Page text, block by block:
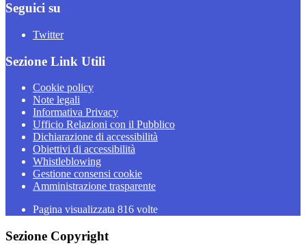
Seguici su
Twitter
Sezione Link Utili
Cookie policy
Note legali
Informativa Privacy
Ufficio Relazioni con il Pubblico
Dichiarazione di accessibilità
Obiettivi di accessibilità
Whistleblowing
Gestione consensi cookie
Amministrazione trasparente
Pagina visualizzata 816 volte
Sezione Copyright